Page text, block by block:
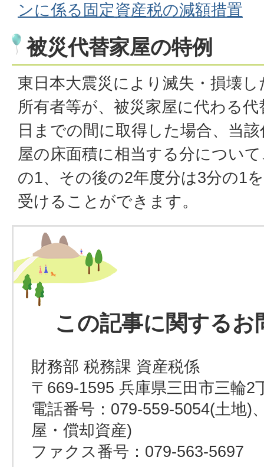
ンに係る固定資産税の減額措置
被災代替家屋の特例
東日本大震災により滅失・損壊
所有者等が、被災家屋に代わる
日までの間に取得した場合、当
屋の床面積に相当する分につい
の1、その後の2年度分は3分の1
受けることができます。
この記事に関するお
財務部 税務課 資産税係
〒669-1595 兵庫県三田市三輪2
電話番号：079-559-5054(土地)
屋・償却資産)
ファクス番号：079-563-5697